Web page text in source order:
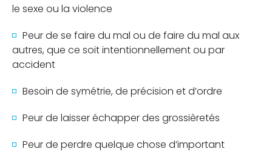
le sexe ou la violence
Peur de se faire du mal ou de faire du mal aux
autres, que ce soit intentionnellement ou par
accident
Besoin de symétrie, de précision et d’ordre
Peur de laisser échapper des grossièretés
Peur de perdre quelque chose d’important